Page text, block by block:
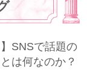
】SNSで話題の
は何なのか？